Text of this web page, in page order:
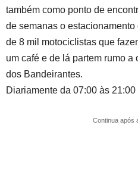
também como ponto de
de semanas o
de 8 mil motociclistas que
um café e de lá partem rumo
dos Bandeirantes.
Diariamente da 07:00 às 21:00
Continua após